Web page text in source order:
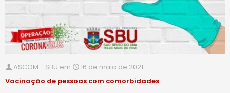
ASCOM - SBU em
16 de maio de 2021
Vacinação de pessoas com comorbidades